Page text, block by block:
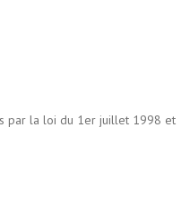
par la loi du 1er juillet 1998 et